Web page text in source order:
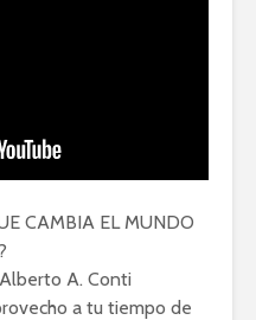
CAMBIA EL MUNDO
A. Conti
a tu tiempo de